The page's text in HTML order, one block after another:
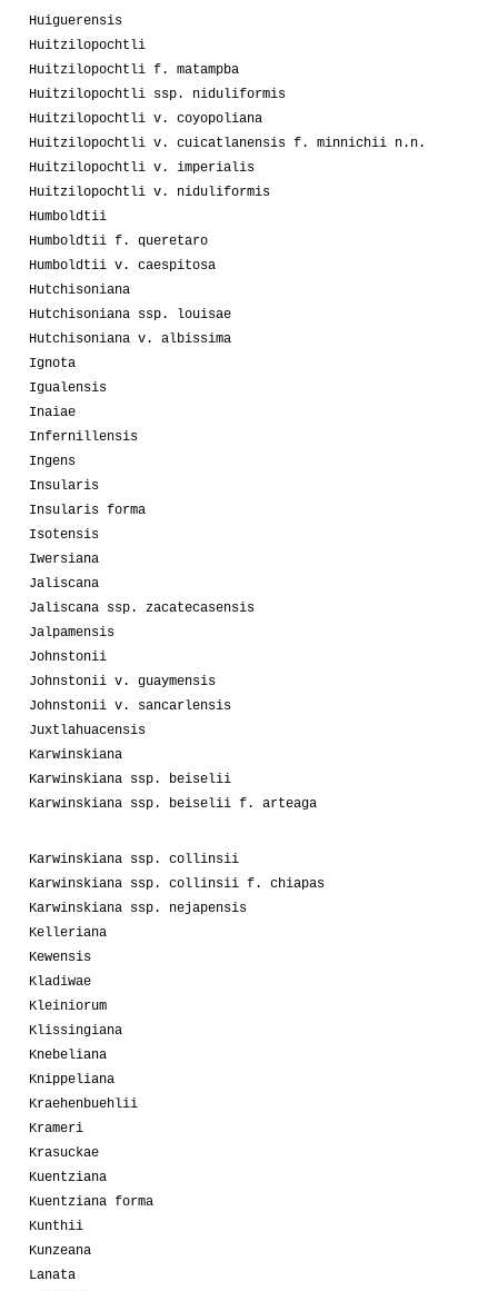
Huiguerensis
Huitzilopochtli
Huitzilopochtli f. matampba
Huitzilopochtli ssp. niduliformis
Huitzilopochtli v. coyopoliana
Huitzilopochtli v. cuicatlanensis f. minnichii n.n.
Huitzilopochtli v. imperialis
Huitzilopochtli v. niduliformis
Humboldtii
Humboldtii f. queretaro
Humboldtii v. caespitosa
Hutchisoniana
Hutchisoniana ssp. louisae
Hutchisoniana v. albissima
Ignota
Igualensis
Inaiae
Infernillensis
Ingens
Insularis
Insularis forma
Isotensis
Iwersiana
Jaliscana
Jaliscana ssp. zacatecasensis
Jalpamensis
Johnstonii
Johnstonii v. guaymensis
Johnstonii v. sancarlensis
Juxtlahuacensis
Karwinskiana
Karwinskiana ssp. beiselii
Karwinskiana ssp. beiselii f. arteaga
Karwinskiana ssp. collinsii
Karwinskiana ssp. collinsii f. chiapas
Karwinskiana ssp. nejapensis
Kelleriana
Kewensis
Kladiwae
Kleiniorum
Klissingiana
Knebeliana
Knippeliana
Kraehenbuehlii
Krameri
Krasuckae
Kuentziana
Kuentziana forma
Kunthii
Kunzeana
Lanata